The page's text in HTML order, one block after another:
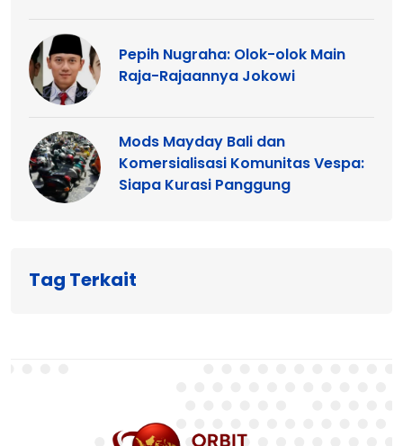
Pepih Nugraha: Olok-olok Main
Raja-Rajaannya Jokowi
Mods Mayday Bali dan
Komersialisasi Komunitas Vespa:
Siapa Kurasi Panggung
Tag Terkait